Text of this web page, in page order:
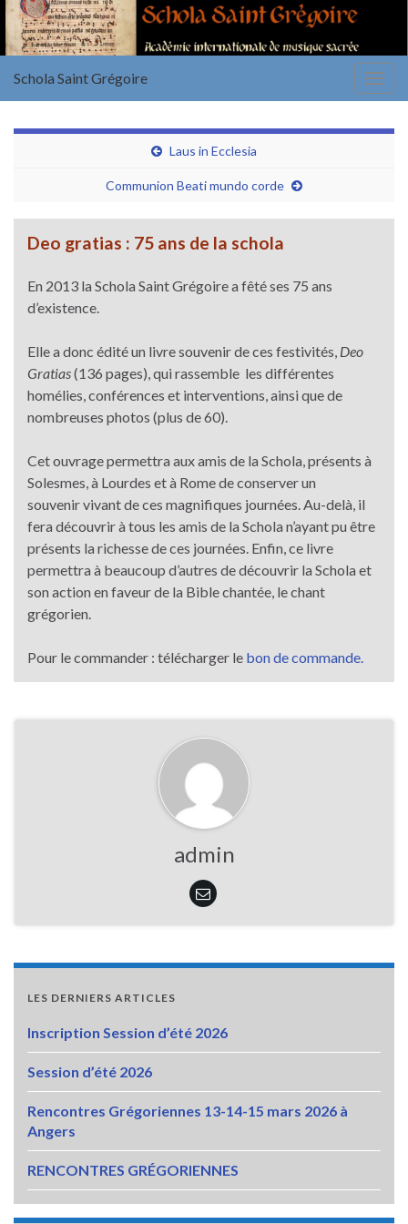
Schola Saint Grégoire
Laus in Ecclesia
Communion Beati mundo corde
Deo gratias : 75 ans de la schola
En 2013 la Schola Saint Grégoire a fêté ses 75 ans
d’existence.
Elle a donc édité un livre souvenir de ces festivités, Deo
Gratias(136 pages), qui rassemble les différentes
homélies, conférences et interventions, ainsi que de
nombreuses photos (plus de 60).
Cet ouvrage permettra aux amis de la Schola, présents à
Solesmes, à Lourdes et à Rome de conserver un
souvenir vivant de ces magnifiques journées. Au-delà, il
fera découvrir à tous les amis de la Schola n’ayant pu être
présents la richesse de ces journées. Enfin, ce livre
permettra à beaucoup d’autres de découvrir la Schola et
son action en faveur de la Bible chantée, le chant
grégorien.
Pour le commander : télécharger le bon de commande.
admin
LES DERNIERS ARTICLES
Inscription Session d’été 2026
Session d’été 2026
Rencontres Grégoriennes 13-14-15 mars 2026 à
Angers
RENCONTRES GRÉGORIENNES